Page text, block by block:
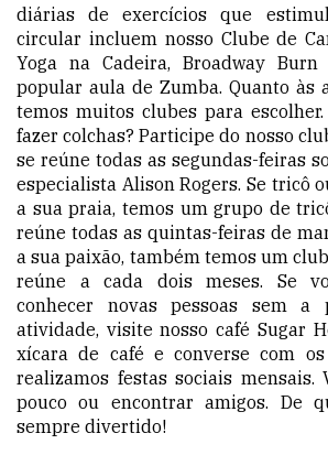
diárias de exercícios que
circular incluem nosso Clube de
Yoga na Cadeira, Broadway
popular aula de Zumba. Quanto às
temos muitos clubes para
fazer colchas? Participe do nosso
se reúne todas as segundas-feiras
especialista Alison Rogers. Se tricô
a sua praia, temos um grupo de
reúne todas as quintas-feiras de
a sua paixão, também temos um
reúne a cada dois meses. Se
conhecer novas pessoas sem a
atividade, visite nosso café Sugar
xícara de café e converse com
realizamos festas sociais mensais.
pouco ou encontrar amigos. De
sempre divertido!